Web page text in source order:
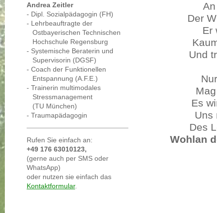
Andrea Zeitler
- Dipl. Sozialpädagogin (FH)
- Lehrbeauftragte der
Ostbayerischen Technischen
Hochschule Regensburg
- Systemische Beraterin und
Supervisorin (DGSF)
- Coach der Funktionellen
Entspannung (A.F.E.)
- Trainerin multimodales
Stressmanagement
(TU München)
- Traumapädagogin
Rufen Sie einfach an:
+49 176 63010123,
(gerne auch per SMS oder
WhatsApp)
oder nutzen sie einfach das
Kontaktformular.
Der
Er
Und
Es
Uns
Des
Wohlan